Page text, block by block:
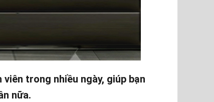
trong nhiều ngày, giúp bạn
nữa.